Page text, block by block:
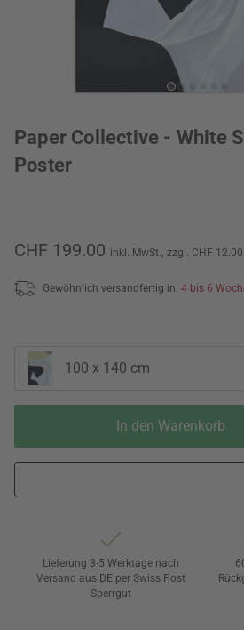
Paper Collective - White
Poster
CHF 199.00 inkl. MwSt., zzgl. CHF 12.00
Gewöhnlich versandfertig in: 4 bis 6
100 x 140 cm
In den Warenkorb
Lieferung 3-5 Werktage nach
Versand aus DE per Swiss Post
Sperrgut